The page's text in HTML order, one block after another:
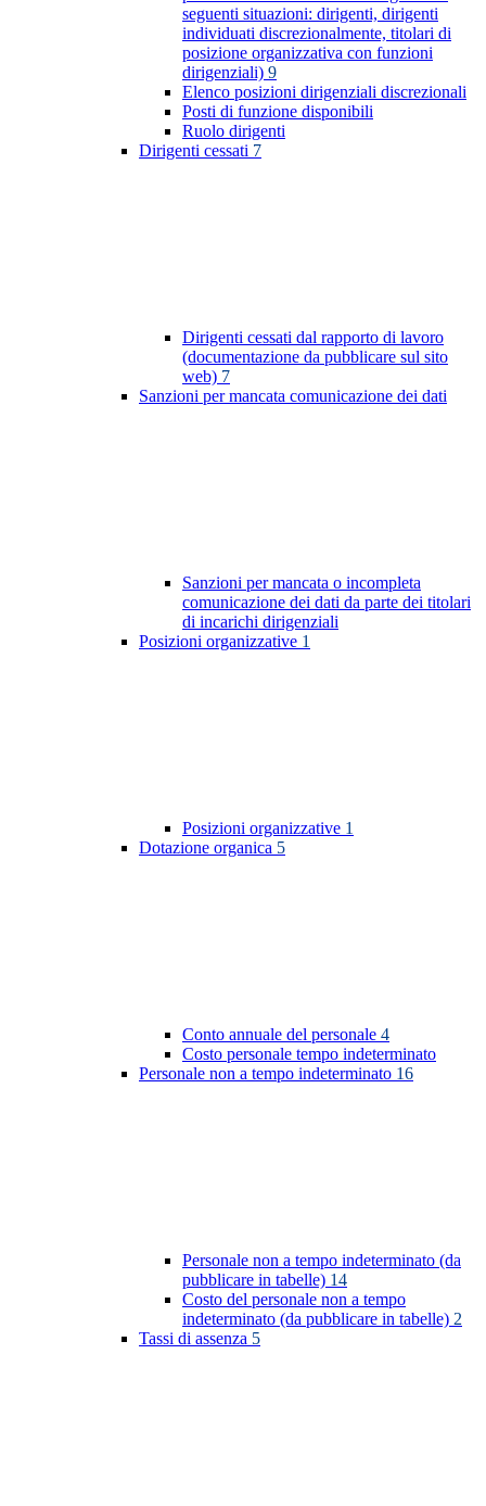
seguenti situazioni: dirigenti, dirigenti
individuati discrezionalmente, titolari di
posizione organizzativa con funzioni
dirigenziali) 9
Elenco posizioni dirigenziali discrezionali
Posti di funzione disponibili
Ruolo dirigenti
Dirigenti cessati 7
Dirigenti cessati dal rapporto di lavoro
(documentazione da pubblicare sul sito
web) 7
Sanzioni per mancata comunicazione dei dati
Sanzioni per mancata o incompleta
comunicazione dei dati da parte dei titolari
di incarichi dirigenziali
Posizioni organizzative 1
Posizioni organizzative 1
Dotazione organica 5
Conto annuale del personale 4
Costo personale tempo indeterminato
Personale non a tempo indeterminato 16
Personale non a tempo indeterminato (da
pubblicare in tabelle) 14
Costo del personale non a tempo
indeterminato (da pubblicare in tabelle) 2
Tassi di assenza 5